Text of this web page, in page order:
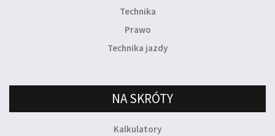
Technika
Prawo
Technika jazdy
NA SKRÓTY
Kalkulatory